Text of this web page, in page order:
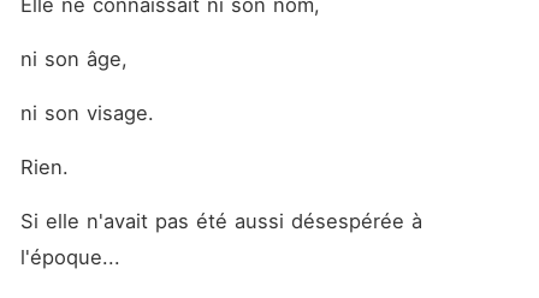
Elle ne connaissait ni son nom,
ni son âge,
ni son visage.
Rien.
Si elle n'avait pas été aussi désespérée à
l'époque...